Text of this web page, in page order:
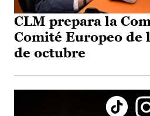
CLM prepara la
Comité Europeo de
de octubre